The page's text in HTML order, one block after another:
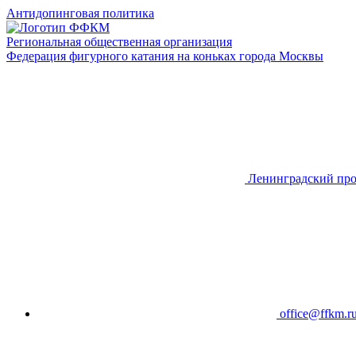
Антидопинговая политика
Региональная общественная организация
Федерация фигурного катания на коньках города Москвы
Ленинградский
office@ffkm.ru